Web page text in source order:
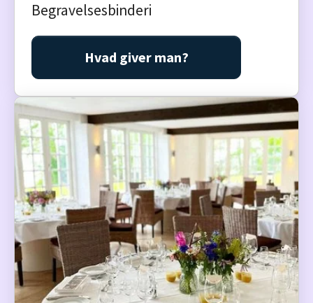
Begravelsesbinderi
Hvad giver man?